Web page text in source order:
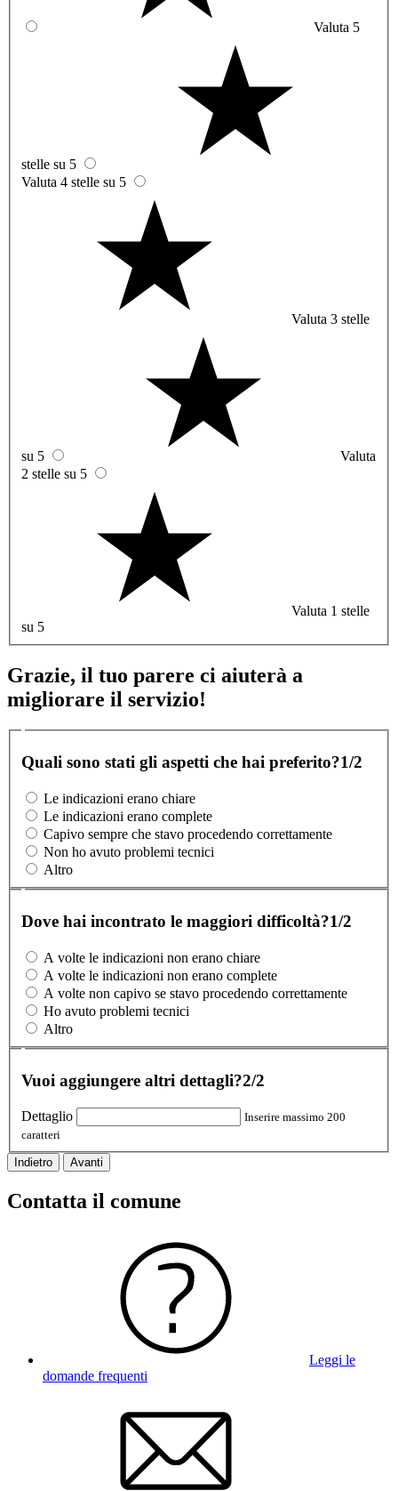
Valuta 5
stelle su 5
Valuta 4 stelle su 5
Valuta 3 stelle
su 5
Valuta
2 stelle su 5
Valuta 1 stelle
su 5
Grazie, il tuo parere ci aiuterà a
migliorare il servizio!
Quali sono stati gli aspetti che hai preferito?1/2
Le indicazioni erano chiare
Le indicazioni erano complete
Capivo sempre che stavo procedendo correttamente
Non ho avuto problemi tecnici
Altro
Dove hai incontrato le maggiori difficoltà?1/2
A volte le indicazioni non erano chiare
A volte le indicazioni non erano complete
A volte non capivo se stavo procedendo correttamente
Ho avuto problemi tecnici
Altro
Vuoi aggiungere altri dettagli?2/2
Dettaglio
Inserire massimo 200
caratteri
Indietro Avanti
Contatta il comune
Leggi le
domande frequenti